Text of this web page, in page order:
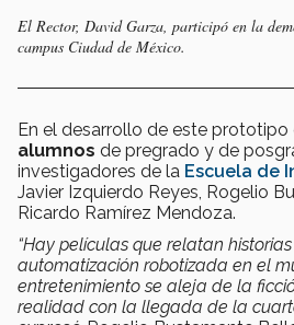
El Rector, David Garza, participó en la
campus Ciudad de México.
En el desarrollo de este prototipo
alumnos de pregrado y de
investigadores de la Escuela de
Javier Izquierdo Reyes, Rogelio
Ricardo Ramírez Mendoza.
“Hay películas que relatan
automatización robotizada en el
entretenimiento se aleja de la
realidad con la llegada de la